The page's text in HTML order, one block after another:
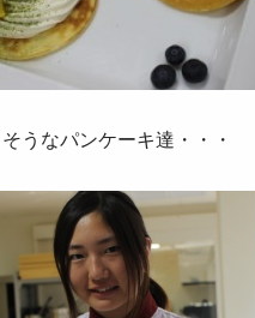
うなパンケーキ達・・・